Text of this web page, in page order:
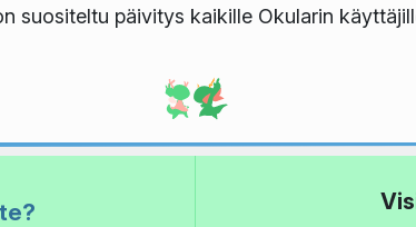
suositeltu päivitys kaikille Okularin